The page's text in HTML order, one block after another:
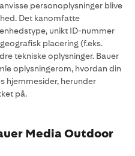
personoplysninger blive
Det kanomfatte
unikt ID-nummer
placering (f.eks.
tekniske oplysninger. Bauer
oplysningerom, hvordan din
hjemmesider, herunder
på.
Media Outdoor